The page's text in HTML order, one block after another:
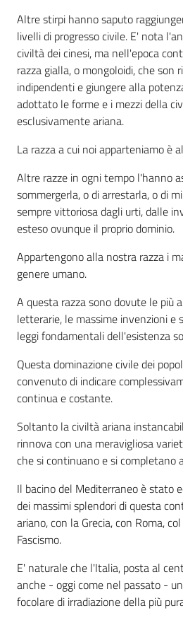
Assemblea
Attività
Argomenti
Per i media
Per i cittadini
Altre stirpi hanno saputo
livelli di progresso civile. E' nota
civiltà dei cinesi, ma nell'epoca
razza gialla, o mongoloidi, che son
indipendenti e giungere alla
adottato le forme e i mezzi della
esclusivamente ariana.
La razza a cui noi apparteniamo è
Altre razze in ogni tempo l'hanno
sommergerla, o di arrestarla, o di
sempre vittoriosa dagli urti, dalle
esteso ovunque il proprio dominio.
Appartengono alla nostra razza i
genere umano.
A questa razza sono dovute le più
letterarie, le massime invenzioni e
leggi fondamentali dell'esistenza
Questa dominazione civile dei
convenuto di indicare
continua e costante.
Soltanto la civiltà ariana
rinnova con una meravigliosa
che si continuano e si completano
Il bacino del Mediterraneo è stato
dei massimi splendori di questa
ariano, con la Grecia, con Roma,
Fascismo.
E' naturale che l'Italia, posta al
anche - oggi come nel passato -
focolare di irradiazione della più